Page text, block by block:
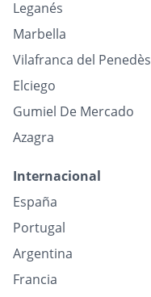
Leganés
Marbella
Vilafranca del Penedès
Elciego
Gumiel De Mercado
Azagra
Internacional
España
Portugal
Argentina
Francia